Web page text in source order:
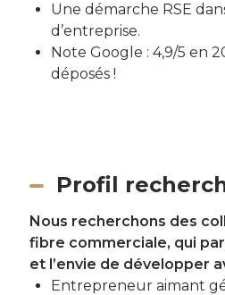
Une démarche RSE
d’entreprise.
Note Google : 4,9/5 en
déposés !
Profil
Nous recherchons des
fibre commerciale, qui
et l’envie de développer
Entrepreneur aimant